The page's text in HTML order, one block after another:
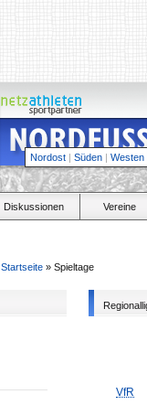
Nordost | Süden | Westen
Diskussionen Vereine
Startseite » Spieltage
VfR